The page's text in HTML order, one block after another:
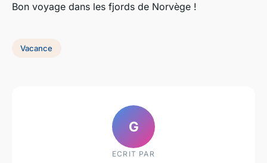
Bon voyage dans les fjords de Norvège !
Vacance
G
ECRIT PAR